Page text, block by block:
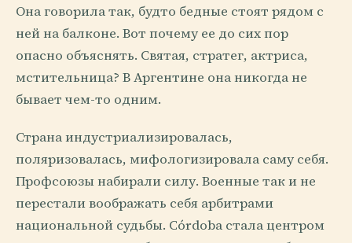
Она говорила так, будто бедные стоят рядом с
ней на балконе. Вот почему ее до сих пор
опасно объяснять. Святая, стратег, актриса,
мстительница? В Аргентине она никогда не
бывает чем-то одним.
Страна индустриализировалась,
поляризовалась, мифологизировала саму себя.
Профсоюзы набирали силу. Военные так и не
перестали воображать себя арбитрами
национальной судьбы. Córdoba стала центром